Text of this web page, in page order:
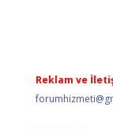
Reklam ve